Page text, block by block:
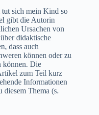
tut sich mein Kind so
gibt die Autorin
Ursachen von
didaktische
dass auch
können oder zu
können. Die
zum Teil kurz
Informationen
Thema (s.